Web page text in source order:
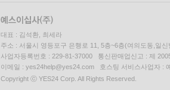
대표 : 김석환, 최세라
주소 : 서울시 영등포구 은행로 11, 5층~6층(여의도동,일신
사업자등록번호 : 229-81-37000 통신판매업신고 : 제
이메일 : yes24help@yes24.com 호스팅 서비스사업자 :
Copyright ⓒ YES24 Corp. All Rights Reserved.